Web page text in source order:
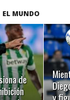
EL MUNDO
de